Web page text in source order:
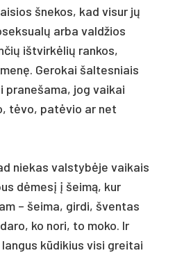
šnekos, kad visur jų
arba valdžios
ištvirkėlių rankos,
Gerokai šaltesniais
pranešama, jog vaikai
tėvo, patėvio ar net
niekas valstybėje vaikais
dėmesį į šeimą, kur
– šeima, girdi, šventas
ko nori, to moko. Ir
kūdikius visi greitai